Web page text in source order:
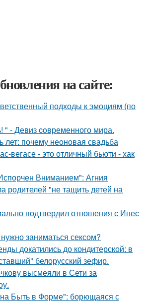
на сайте:
подходы к эмоциям (по
" - Девиз coвременного мира.
лет: почему неоновая свадьба
вегасе - это отличный бьюти - хак
Вниманием": Агния
родителей "не тащить детей на
подтвердил отношения с Инес
заниматься сексом?
докатились до кондитерской: в
белорусский зефир.
высмеяли в Сети за
Быть в Форме": борющаяся с